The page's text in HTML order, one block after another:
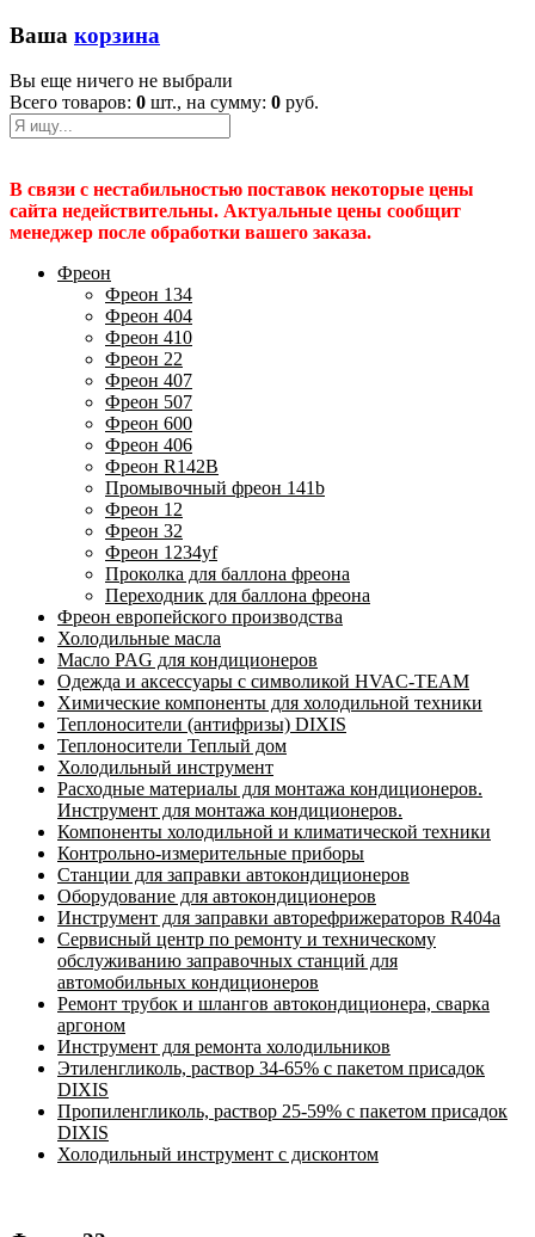
Ваша корзина
Вы еще ничего не выбрали
Всего товаров: 0 шт., на сумму: 0 руб.
В связи с нестабильностью поставок некоторые цены
сайта недействительны. Актуальные цены сообщит
менеджер после обработки вашего заказа.
Фреон
Фреон 134
Фреон 404
Фреон 410
Фреон 22
Фреон 407
Фреон 507
Фреон 600
Фреон 406
Фреон R142B
Промывочный фреон 141b
Фреон 12
Фреон 32
Фреон 1234yf
Проколка для баллона фреона
Переходник для баллона фреона
Фреон европейского производства
Холодильные масла
Масло PAG для кондиционеров
Одежда и аксессуары с символикой HVAC-TEAM
Химические компоненты для холодильной техники
Теплоносители (антифризы) DIXIS
Теплоносители Теплый дом
Холодильный инструмент
Расходные материалы для монтажа кондиционеров.
Инструмент для монтажа кондиционеров.
Компоненты холодильной и климатической техники
Контрольно-измерительные приборы
Станции для заправки автокондиционеров
Оборудование для автокондиционеров
Инструмент для заправки авторефрижераторов R404a
Сервисный центр по ремонту и техническому
обслуживанию заправочных станций для
автомобильных кондиционеров
Ремонт трубок и шлангов автокондиционера, сварка
аргоном
Инструмент для ремонта холодильников
Этиленгликоль, раствор 34-65% с пакетом присадок
DIXIS
Пропиленгликоль, раствор 25-59% с пакетом присадок
DIXIS
Холодильный инструмент с дисконтом